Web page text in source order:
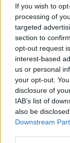
If you wish to
processing of
targeted
section to
opt-out request
interest-based
us or personal
your opt-out.
disclosure of
IAB’s list of
also be
Downstream
condizioni
dove ha già
che farà il suo
giocatore
Il momento
@DjokerNole
pic.twitter.com/